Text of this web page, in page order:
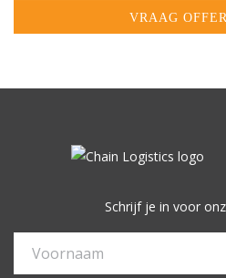
VRAAG
Schrijf je in voor